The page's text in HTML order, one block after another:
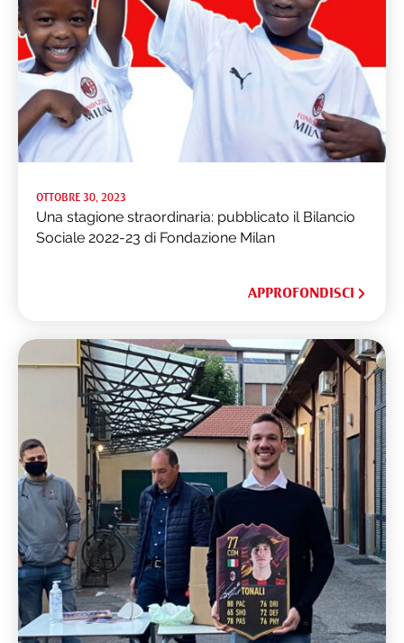
OTTOBRE 30, 2023
Una stagione straordinaria: pubblicato il Bilancio
Sociale 2022-23 di Fondazione Milan
APPROFONDISCI